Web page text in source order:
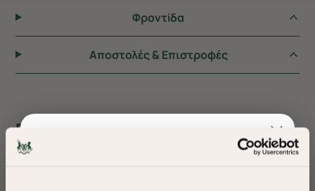
Φροντiδα
Αποστολές & Επιστροφές
ΠΡΟΤΕΙΝΟΥΜΕ ΓΙΑ ΕΣΑΣ